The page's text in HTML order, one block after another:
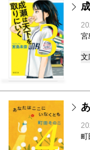
3
宮
文
町